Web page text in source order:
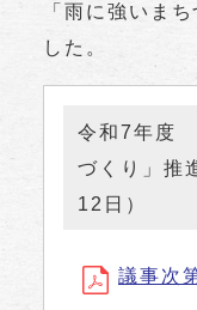
「雨に強いま
した。
令和7年度
づくり」推
12日）
議事次